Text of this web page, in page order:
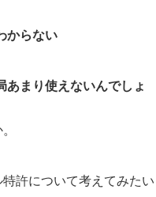
からない
あまり使えないんでしょ
許について考えてみたい